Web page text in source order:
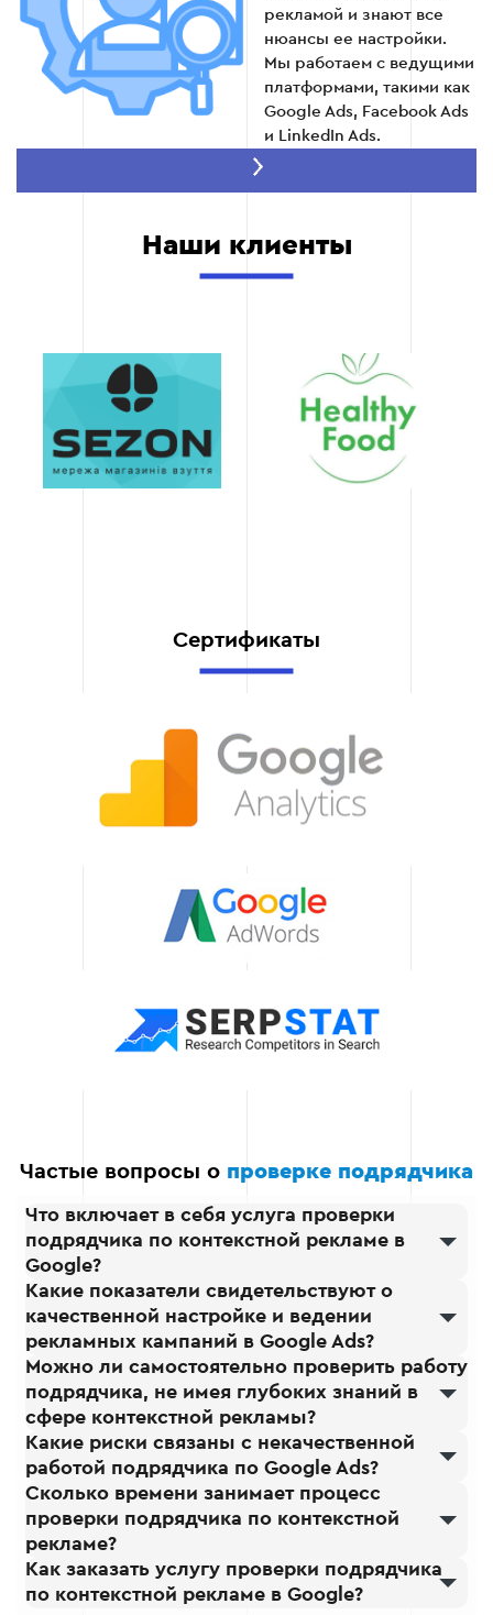
Анализ затрат на тестовую кампанию и
полученных результатов.
Оценка скорости реагирования
подрядчика на изменения и его
коммуникационных навыков.
Этап 5
рекламой и знают все
нюансы ее настройки.
Мы работаем с ведущими
платформами, такими как
Google Ads, Facebook Ads
и LinkedIn Ads.
Мы предоставляем
проверке, что позволяет
вам принимать
четкие рекомендации по
оптимизации процессов.
Экономия времени
Вы получаете готовый
результат без
этапах запуска кампаний.
Гарантия качества
выявить слабые места в
работе подрядчика еще
до запуска рекламной
кампании. Благодаря
Комплексная
поддержка
но и сопровождаем ваши
кампании после их
Наши клиенты
Сертификаты
Частые вопросы о проверке подрядчика
Что включает в себя услуга проверки
подрядчика по контекстной рекламе в
Google?
Какие показатели свидетельствуют о
качественной настройке и ведении
рекламных кампаний в Google Ads?
Можно ли самостоятельно проверить работу
подрядчика, не имея глубоких знаний в
сфере контекстной рекламы?
Какие риски связаны с некачественной
работой подрядчика по Google Ads?
Сколько времени занимает процесс
проверки подрядчика по контекстной
рекламе?
Как заказать услугу проверки подрядчика
по контекстной рекламе в Google?